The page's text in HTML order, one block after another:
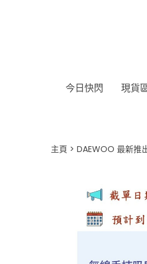
今日快閃 現貨
主頁 DAEWOO 最新推